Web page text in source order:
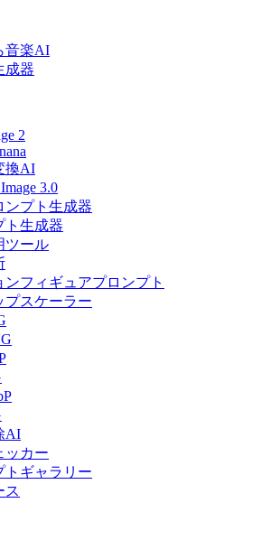
音楽AI
成器
2
換AI
3.0
ンプト生成器
ト生成器
ツール
フィギュアプロンプト
プスケーラー
AI
ッカー
トギャラリー
ス